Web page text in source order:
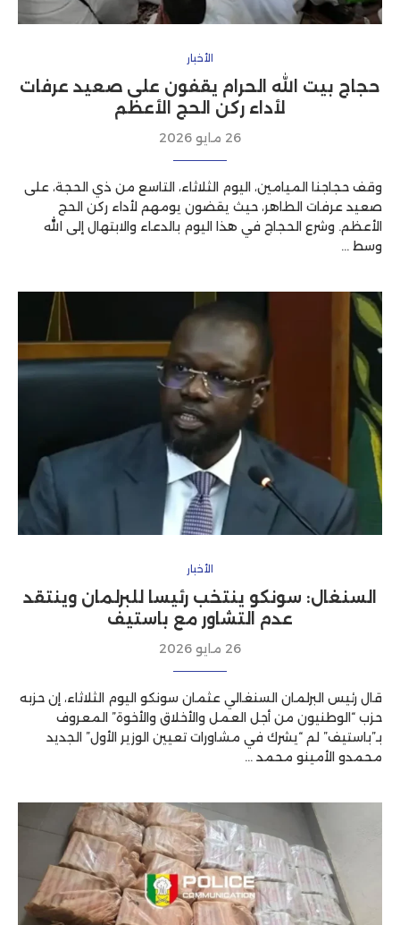
الأخبار
حجاج بيت الله الحرام يقفون على صعيد عرفات
لأداء ركن الحج الأعظم
26 مايو 2026
وقف حجاجنا الميامين، اليوم الثلاثاء، التاسع من ذي الحجة، على
صعيد عرفات الطاهر، حيث يقضون يومهم لأداء ركن الحج
الأعظم. وشرع الحجاج في هذا اليوم بالدعاء والابتهال إلى الله
وسط …
الأخبار
السنغال: سونكو ينتخب رئيسا للبرلمان وينتقد
عدم التشاور مع باستيف
26 مايو 2026
قال رئيس البرلمان السنغالي عثمان سونكو اليوم الثلاثاء، إن حزبه
حزب “الوطنيون من أجل العمل والأخلاق والأخوة” المعروف
بـ”باستيف” لم “يشرك في مشاورات تعيين الوزير الأول” الجديد
محمدو الأمينو محمد …